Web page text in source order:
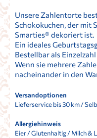
Unsere Zahlentorte
Schokokuchen, der mit
Smarties® dekoriert ist.
Ein ideales
Bestellbar als
Wenn sie mehrere
nacheinander in den
Versandoptionen
Lieferservice bis 30 km /
Allergiehinweis
Eier / Glutenhaltig / Milch &